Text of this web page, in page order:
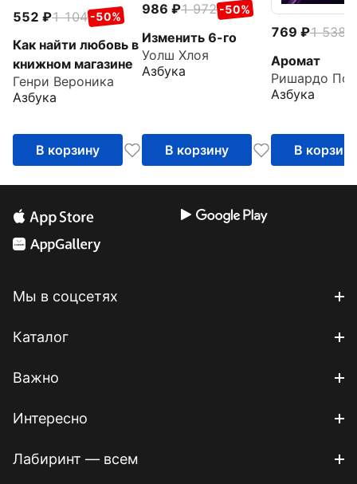
552 1 104 -50%
Как найти любовь в
книжном магазине
Генри Вероника
Азбука
В корзину
986 1 972 -50%
Изменить 6-го
Уолш Хлоя
Азбука
В корзину
769 1 538
Аромат
Ришардо
Азбука
В корзину
Мы в соцсетях
Каталог
Важно
Интересно
Лабиринт — всем